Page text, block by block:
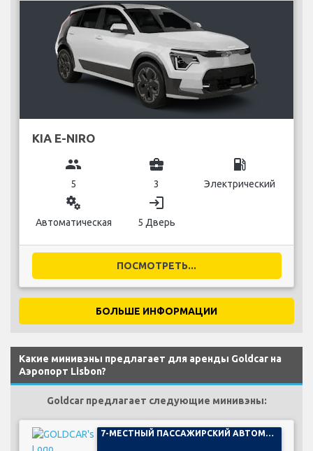
KIA E-NIRO
group
5
business_center
3
local_gas_station
Электрический
miscellaneous_services
Автоматическая
login
5 Дверь
ПОСМОТРЕТЬ...
БОЛЬШЕ ИНФОРМАЦИИ
Какие минивэны предлагает для аренды Goldcar на
Аэропорт Lisbon?
Goldcar предлагает следующие минивэны:
7-МЕСТНЫЙ ПАССАЖИРСКИЙ АВТОМОБИЛЬ